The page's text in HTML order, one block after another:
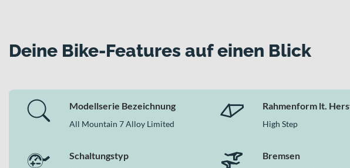
Warum dieses Bike in der Kategorie E-MTB Hardtails überzeugt
Als sportliches E-Bike in der Unterkategorie E-MTB Hardtails verbindet es die
Deine Bike-Features auf einen Blick
Modellserie Bezeichnung
All Mountain 7 Alloy Limited
Rahmenform lt.
High Step
Schaltungstyp Bremsen